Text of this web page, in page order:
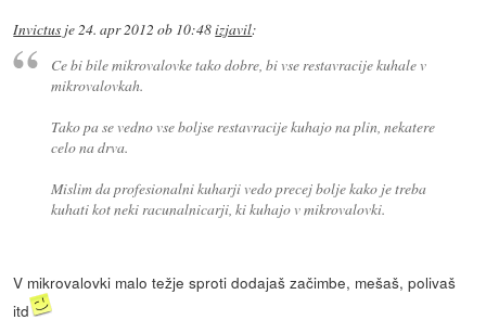
Invictus je 24. apr 2012 ob 10:48izjavil:
Ce bi bile mikrovalovke tako dobre, bi vse restavracije kuhale v
mikrovalovkah.
Tako pa se vedno vse boljse restavracije kuhajo na plin, nekatere
celo na drva.
Mislim da profesionalni kuharji vedo precej bolje kako je treba
kuhati kot neki racunalnicarji, ki kuhajo v mikrovalovki.
V mikrovalovki malo težje sproti dodajaš začimbe, mešaš, polivaš
itd